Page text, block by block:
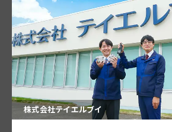
株式会社テイエルブイ